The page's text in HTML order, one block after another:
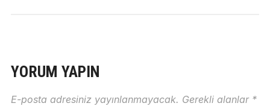
YORUM YAPIN
E-posta adresiniz yayınlanmayacak. Gerekli alanlar *